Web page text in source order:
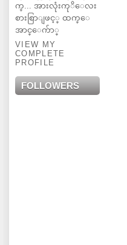
က္... အားလုံးကုိေလး
စားစြာျဖင့္ ထက္ေ
အာင္ေက်ာ္
VIEW MY
COMPLETE
PROFILE
FOLLOWERS